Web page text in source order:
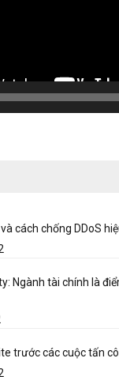
cách chống DDoS
Ngành tài chính là
trước các cuộc tấn